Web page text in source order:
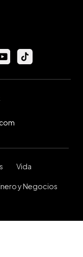
Vida
y Negocios